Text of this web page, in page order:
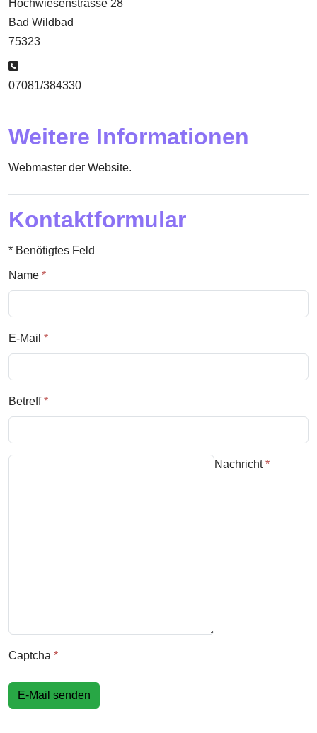
Hochwiesenstrasse 28
Bad Wildbad
75323
Telefon:
07081/384330
Weitere Informationen
Webmaster der Website.
Kontaktformular
* Benötigtes Feld
Name *
E-Mail *
Betreff*
Nachricht*
Captcha *
E-Mail senden